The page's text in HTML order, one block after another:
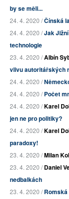
by se měli...
24. 4. 2020 /Čínská
24. 4. 2020 /Jak
technologie
23. 4. 2020 /Albín
vlivu autoritářských
24. 4. 2020 /
24. 4. 2020 /Počet
24. 4. 2020 /Karel
jen ne pro politiky?
24. 4. 2020 /Karel
paradoxy!
23. 4. 2020 /Milan
23. 4. 2020 /Daniel
nedbalkách
23. 4. 2020 /